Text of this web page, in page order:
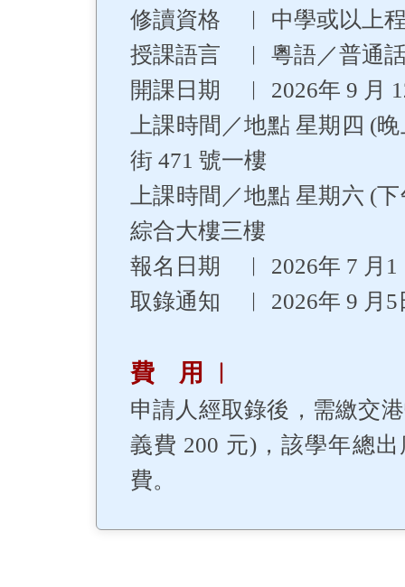
修讀資格 ︳ 中學或以上
授課語言 ︳ 粵語／普通
開課日期 ︳ 2026年 9 月
上課時間／地點 星期四 (
街 471 號一樓
上課時間／地點 星期六 (
綜合大樓三樓
報名日期 ︳ 2026年 7 月1
取錄通知 ︳ 2026年 9 月5
費 用 ︳
申請人經取錄後，需繳交
義費 200 元)，該學年總
費。